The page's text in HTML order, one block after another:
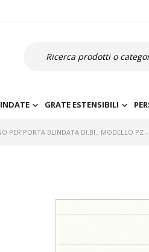
GRATE ESTENSIBILI
PER PORTA BLINDATA DI.BI., MODELLO PZ